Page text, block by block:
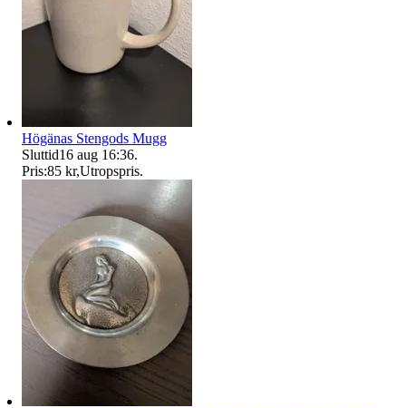
Högänas Stengods Mugg
Sluttid16 aug 16:36.
Pris:85 kr,Utropspris.